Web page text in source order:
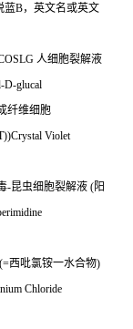
蓝B，英文名或英文
人细胞裂解液
D-glucal
纤维细胞
Violet
-昆虫细胞裂解液 (阳
(=西吡氯铵一水合物)
Chloride